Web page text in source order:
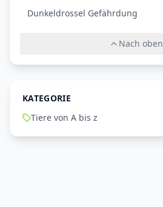
Dunkeldrossel Gefährdung
Nach oben
KATEGORIE
Tiere von A bis z